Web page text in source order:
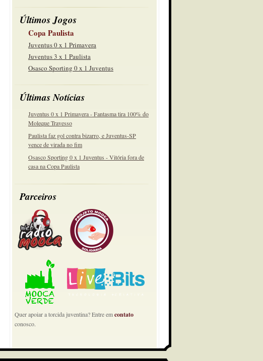
Últimos Jogos
Copa Paulista
Juventus 0 x 1 Primavera
Juventus 3 x 1 Paulista
Osasco Sporting 0 x 1 Juventus
Últimas Notícias
Juventus 0 x 1 Primavera - Fantasma tira 100% do
Moleque Travesso
Paulista faz gol contra bizarro, e Juventus-SP
vence de virada no fim
Osasco Sporting 0 x 1 Juventus - Vitória fora de
casa na Copa Paulista
Parceiros
Quer apoiar a torcida juventina? Entre emcontato
conosco.